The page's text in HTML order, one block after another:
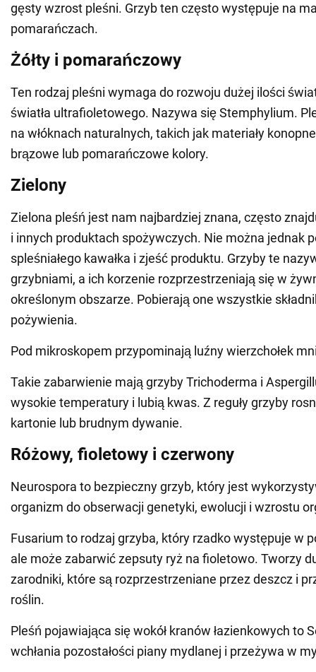
gęsty wzrost pleśni. Grzyb ten często występuje na
pomarańczach.
Żółty i pomarańczowy
Ten rodzaj pleśni wymaga do rozwoju dużej ilości
światła ultrafioletowego. Nazywa się Stemphylium.
na włóknach naturalnych, takich jak materiały
brązowe lub pomarańczowe kolory.
Zielony
Zielona pleśń jest nam najbardziej znana, często
i innych produktach spożywczych. Nie można jednak
spleśniałego kawałka i zjeść produktu. Grzyby te
grzybniami, a ich korzenie rozprzestrzeniają się w
określonym obszarze. Pobierają one wszystkie
pożywienia.
Pod mikroskopem przypominają luźny wierzchołek
Takie zabarwienie mają grzyby Trichoderma i
wysokie temperatury i lubią kwas. Z reguły grzyby
kartonie lub brudnym dywanie.
Różowy, fioletowy i czerwony
Neurospora to bezpieczny grzyb, który jest
organizm do obserwacji genetyki, ewolucji i wzrostu
Fusarium to rodzaj grzyba, który rzadko występuje w
ale może zabarwić zepsuty ryż na fioletowo. Tworzy
zarodniki, które są rozprzestrzeniane przez deszcz i
roślin.
Pleśń pojawiająca się wokół kranów łazienkowych to
wchłania pozostałości piany mydlanej i przeżywa w